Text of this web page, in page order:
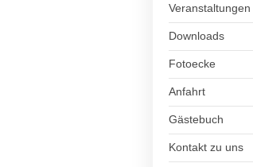
Veranstaltungen
Downloads
Fotoecke
Anfahrt
Gästebuch
Kontakt zu uns